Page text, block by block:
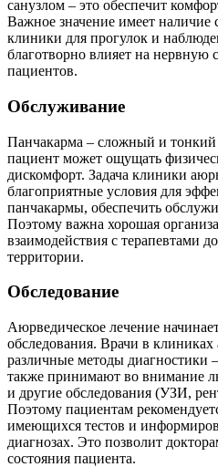
санузлом – это обеспечит
Важное значение имеет наличие
клиники для прогулок и
благотворно влияет на нервную
пациентов.
Обслуживание
Панчакарма – сложный и тонкий
пациент может ощущать
дискомфорт. Задача клиники
благоприятные условия для
панчакармы, обеспечить
Поэтому важна хорошая
взаимодействия с терапевтами
территории.
Обследование
Аюрведическое лечение
обследования. Врачи в
различные методы диагностики
также принимают во внимание
и другие обследования (УЗИ,
Поэтому пациентам
имеющихся тестов и
диагнозах. Это позволит
состояния пациента.